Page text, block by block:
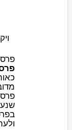
פרס